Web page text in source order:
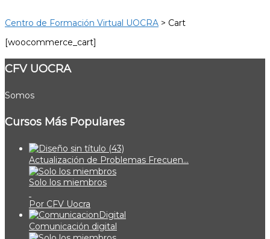
Centro de Formación Virtual UOCRA > Cart
[woocommerce_cart]
CFV UOCRA
Somos
Cursos Más Populares
Actualización de Problemas Frecuen...
Solo los miembros
Por CFV Uocra
Comunicación digital